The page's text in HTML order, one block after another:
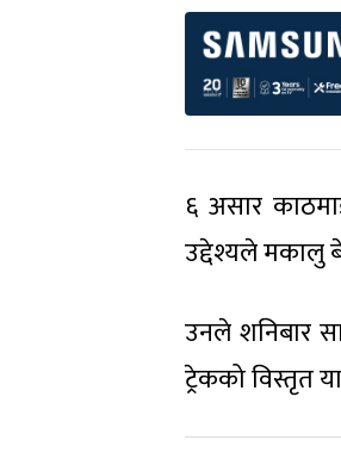
६ असार
उद्देश्यले मकालु
उनले शनिबार
ट्रेकको विस्तृत